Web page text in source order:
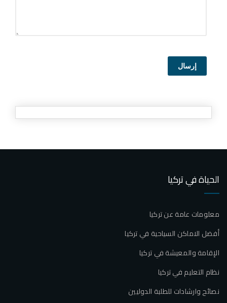
إرسال
الحياة في تركيا
معلومات عامة عن تركيا
أفضل الاماكن السياحية في تركيا
الإقامة والمعيشة في تركيا
نظام التعليم في تركيا
نصائح وارشادات للطلبة الدوليين